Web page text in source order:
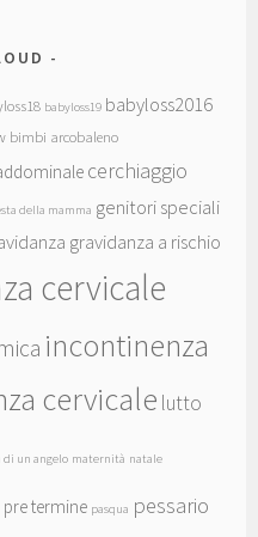
babyloss19 babyloss2016
bimbi arcobaleno
cerchiaggio
della mamma genitori speciali
gravidanza a rischio
cervicale
incontinenza
cervicale lutto
di un angelo maternità natale
termine pasqua pessario